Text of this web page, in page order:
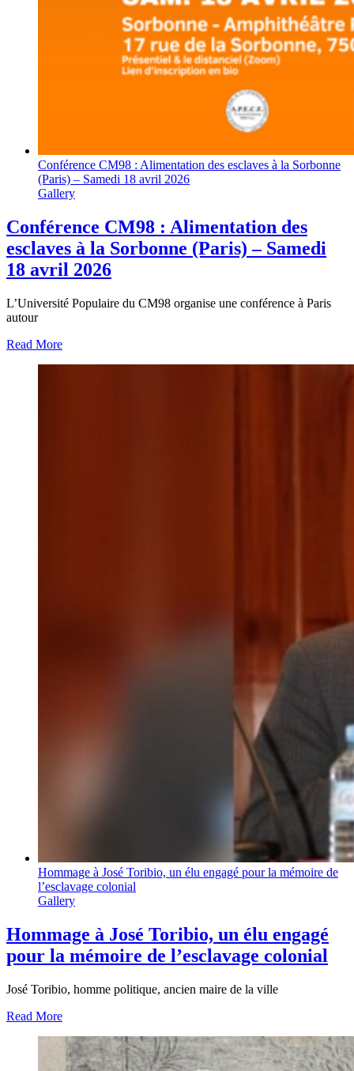
Conférence CM98 : Alimentation des esclaves à la Sorbonne
(Paris) – Samedi 18 avril 2026
Gallery
Conférence CM98 : Alimentation des
esclaves à la Sorbonne (Paris) – Samedi
18 avril 2026
L’Université Populaire du CM98 organise une conférence à Paris
autour
Read More
Hommage à José Toribio, un élu engagé pour la mémoire de
l’esclavage colonial
Gallery
Hommage à José Toribio, un élu engagé
pour la mémoire de l’esclavage colonial
José Toribio, homme politique, ancien maire de la ville
Read More